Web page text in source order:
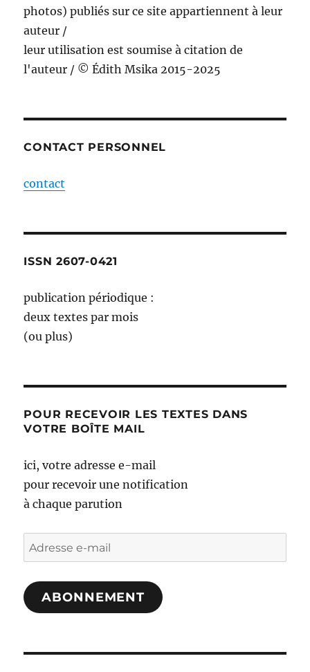
photos) publiés sur ce site appartiennent à leur
auteur /
leur utilisation est soumise à citation de
l'auteur / © Édith Msika 2015-2025
CONTACT PERSONNEL
contact
ISSN 2607-0421
publication périodique :
deux textes par mois
(ou plus)
POUR RECEVOIR LES TEXTES DANS
VOTRE BOÎTE MAIL
ici, votre adresse e-mail
pour recevoir une notification
à chaque parution
Adresse
e-
mail
ABONNEMENT